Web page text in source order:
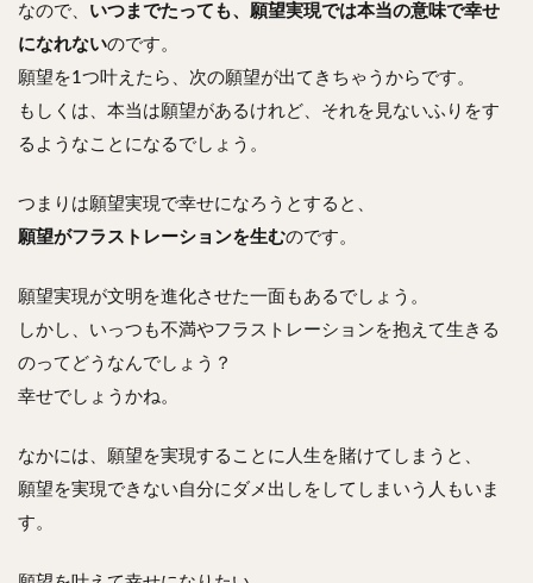
なので、 いつまでたっても、願望実現では本当の意味で幸せ
になれないのです。
願望を1つ叶えたら、次の願望が出てきちゃうからです。
もしくは、本当は願望があるけれど、それを見ないふりをす
るようなことになるでしょう。
つまりは願望実現で幸せになろうとすると、
願望がフラストレーションを生むのです。
願望実現が文明を進化させた一面もあるでしょう。
しかし、いっつも不満やフラストレーションを抱えて生きる
のってどうなんでしょう？
幸せでしょうかね。
なかには、願望を実現することに人生を賭けてしまうと、
願望を実現できない自分にダメ出しをしてしまいう人もいま
す。